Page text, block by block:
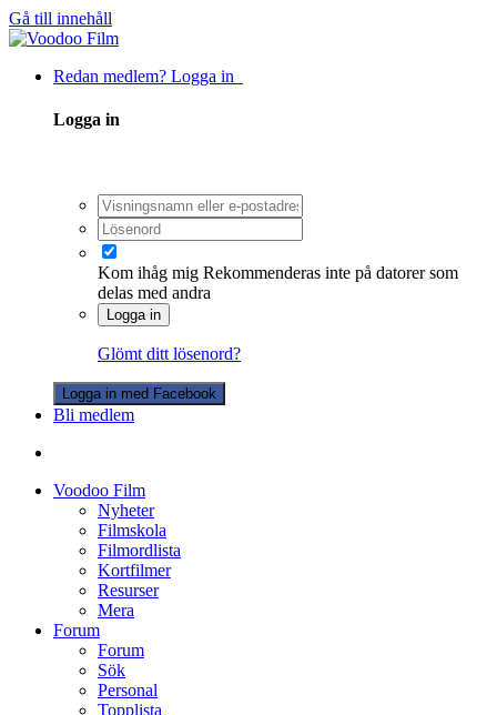
Gå till innehåll
Redan medlem? Logga in
Logga in
Kom ihåg mig Rekommenderas inte på datorer som
delas med andra
Logga in
Glömt ditt lösenord?
Logga in med Facebook
Bli medlem
Voodoo Film
Nyheter
Filmskola
Filmordlista
Kortfilmer
Resurser
Mera
Forum
Forum
Sök
Personal
Topplista